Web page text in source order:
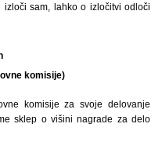
sam, lahko o izločitvi odloči
komisije)
komisije za svoje delovanje
sklep o višini nagrade za delo